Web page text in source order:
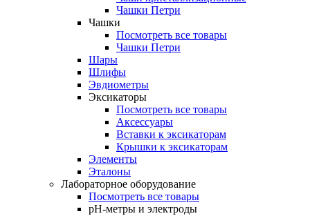
Чашки Петри
Чашки
Посмотреть все товары
Чашки Петри
Шары
Шлифы
Эвдиометры
Эксикаторы
Посмотреть все товары
Аксессуары
Вставки к эксикаторам
Крышки к эксикаторам
Элементы
Эталоны
Лабораторное оборудование
Посмотреть все товары
pH-метры и электроды